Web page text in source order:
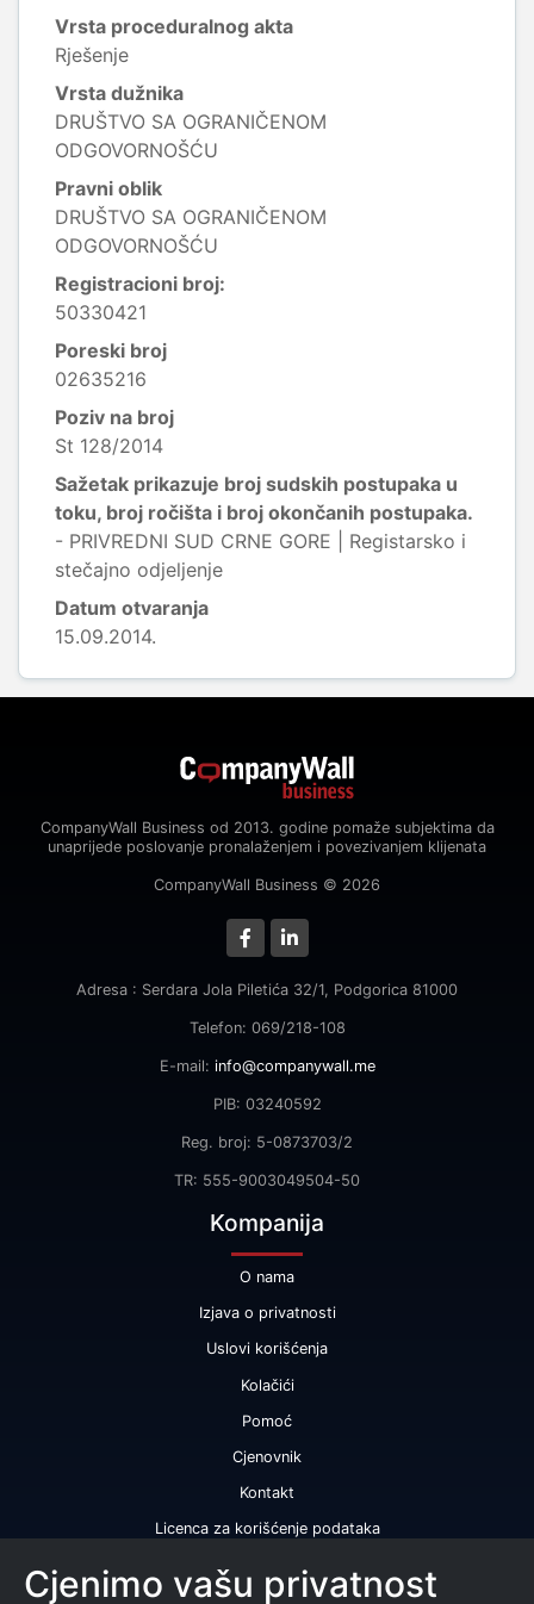
Vrsta proceduralnog akta
Rješenje
Vrsta dužnika
DRUŠTVO SA OGRANIČENOM
ODGOVORNOŠĆU
Pravni oblik
DRUŠTVO SA OGRANIČENOM
ODGOVORNOŠĆU
Registracioni broj:
50330421
Poreski broj
02635216
Poziv na broj
St 128/2014
Sažetak prikazuje broj sudskih postupaka u
toku, broj ročišta i broj okončanih postupaka.
- PRIVREDNI SUD CRNE GORE | Registarsko i
stečajno odjeljenje
Datum otvaranja
15.09.2014.
CompanyWall Business od 2013. godine pomaže subjektima da
unaprijede poslovanje pronalaženjem i povezivanjem klijenata
CompanyWall Business © 2026
Adresa : Serdara Jola Piletića 32/1, Podgorica 81000
Telefon: 069/218-108
E-mail: info@companywall.me
PIB: 03240592
Reg. broj: 5-0873703/2
TR: 555-9003049504-50
Kompanija
O nama
Izjava o privatnosti
Uslovi korišćenja
Kolačići
Pomoć
Cjenovnik
Kontakt
Licenca za korišćenje podataka
Naše usluge
Cjenimo vašu privatnost